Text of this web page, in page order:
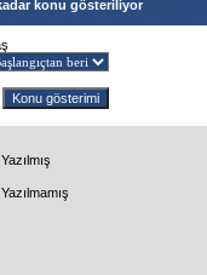
konu gösteriliyor